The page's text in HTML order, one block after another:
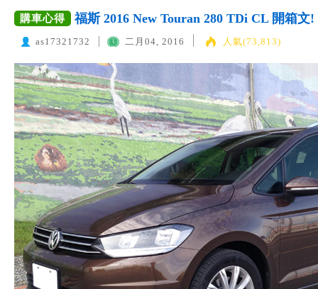
購車心得 福斯 2016 New Touran 280 TDi CL 開箱文!
as17321732 二月04, 2016 人氣(73,813)